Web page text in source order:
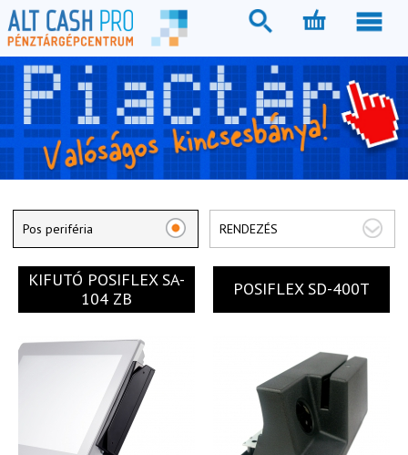
Pos periféria RENDEZÉS
KIFUTÓ POSIFLEX SA-
104 ZB
POSIFLEX SD-400T